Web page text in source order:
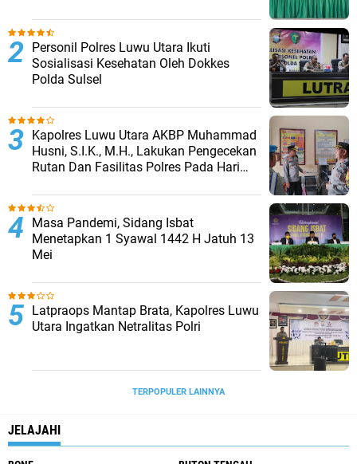
Personil Polres Luwu Utara Ikuti
Sosialisasi Kesehatan Oleh Dokkes
Polda Sulsel
Kapolres Luwu Utara AKBP Muhammad
Husni, S.I.K., M.H., Lakukan Pengecekan
Rutan Dan Fasilitas Polres Pada Hari
Masa Pandemi, Sidang Isbat
Menetapkan 1 Syawal 1442 H Jatuh 13
Mei
Latpraops Mantap Brata, Kapolres Luwu
Utara Ingatkan Netralitas Polri
TERPOPULER LAINNYA
JELAJAHI